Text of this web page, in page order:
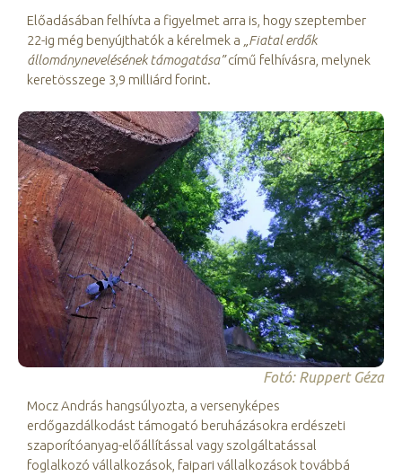
Előadásában felhívta a figyelmet arra is, hogy szeptember
22-ig még benyújthatók a kérelmek a
„Fiatal erdők
állománynevelésének támogatása”című felhívásra, melynek
keretösszege 3,9 milliárd forint.
Fotó: Ruppert Géza
Mocz András hangsúlyozta, a versenyképes
erdőgazdálkodást támogató beruházásokra erdészeti
szaporítóanyag-előállítással vagy szolgáltatással
foglalkozó vállalkozások, faipari vállalkozások továbbá